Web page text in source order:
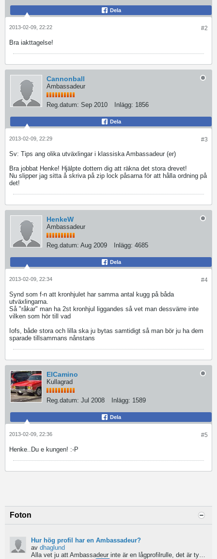
Dela
#2
2013-02-09, 22:22
Bra iakttagelse!
Cannonball
Ambassadeur
Reg.datum: Sep 2010 Inlägg: 1856
Dela
#3
2013-02-09, 22:29
Sv: Tips ang olika utväxlingar i klassiska Ambassadeur (er)
Bra jobbat Henke! Hjälpte dottern dig att räkna det stora drevet!
Nu slipper jag sitta å skriva på zip lock påsarna för att hålla ordning på
det!
HenkeW
Ambassadeur
Reg.datum: Aug 2009 Inlägg: 4685
Dela
#4
2013-02-09, 22:34
Synd som f-n att kronhjulet har samma antal kugg på båda
utväxlingarna.
Så "råkar" man ha 2st kronhjul liggandes så vet man dessvärre inte
vilken som hör till vad
Iofs, både stora och lilla ska ju bytas samtidigt så man bör ju ha dem
sparade tillsammans nånstans
ElCamino
Kullagrad
Reg.datum: Jul 2008 Inlägg: 1589
Dela
#5
2013-02-09, 22:36
Henke..Du e kungen! :-P
Foton
Hur hög profil har en Ambassadeur?
av dhaglund
Alla vet ju att Ambassadeur inte är en lågprofilrulle, det är tydligt. Men hur hög profil har de egentligen?...